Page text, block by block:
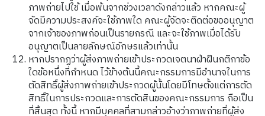
ภาพถ่ายไปใช้ เมื่อพ้นจากช่วงเวลาดังกล่าวแล้ว หากคณะผู้
จัดมีความประสงค์จะใช้ภาพใด คณะผู้จัดจะติดต่อขออนุญาต
จากเจ้าของภาพก่อนเป็นรายกรณี และจะใช้ภาพเมื่อได้รับ
อนุญาตเป็นลายลักษณ์อักษรแล้วเท่านั้น
หากปรากฏว่าผู้ส่งภาพถ่ายเข้าประกวดเจตนาฝ่าฝืนกติกาข้อ
ใดข้อหนึ่งที่กำหนด ไว้ข้างต้นนี้คณะกรรมการมีอำนาจในการ
ตัดสิทธิ์ผู้ส่งภาพถ่ายเข้าประกวดผู้นั้นโดยมีโทษตั้งแต่การตัด
สิทธิ์ในการประกวดและการตัดสินของคณะกรรมการ ถือเป็น
ที่สิ้นสุด ทั้งนี้ หากมีบุคคลที่สามกล่าวอ้างว่าภาพถ่ายที่ผู้ส่ง